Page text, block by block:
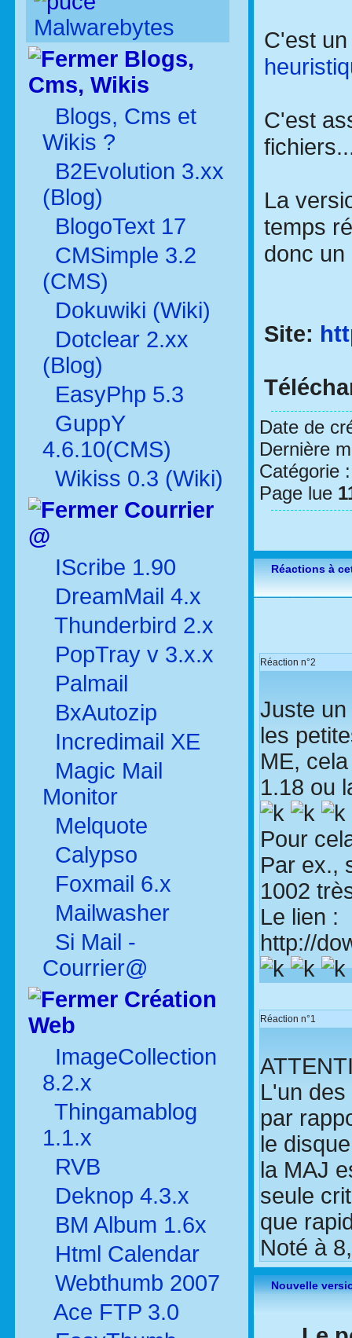
Malwarebytes
Blogs,
Cms, Wikis
Blogs, Cms et
Wikis ?
B2Evolution 3.xx
(Blog)
BlogoText 17
CMSimple 3.2
(CMS)
Dokuwiki (Wiki)
Dotclear 2.xx
(Blog)
EasyPhp 5.3
GuppY
4.6.10(CMS)
Wikiss 0.3 (Wiki)
Courrier
@
IScribe 1.90
DreamMail 4.x
Thunderbird 2.x
PopTray v 3.x.x
Palmail
BxAutozip
Incredimail XE
Magic Mail
Monitor
Melquote
Calypso
Foxmail 6.x
Mailwasher
Si Mail -
Courrier@
Création
Web
ImageCollection
8.2.x
Thingamablog
1.1.x
RVB
Deknop 4.3.x
BM Album 1.6x
Html Calendar
Webthumb 2007
Ace FTP 3.0
C'est
C'est
La
temps
donc un
Site:
Date de
Dernière
Catégorie
Page lue
Réactions à
Réaction n°2
Juste un
les
ME,
1.18 ou
Pour
Par ex.,
1002
Le lien :
http://
Réaction n°1
L'un
par
le
la MAJ
seule
que
Noté à
Nouvelle